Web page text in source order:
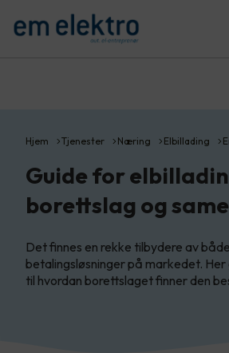
Hjem Tjenester Næring Elbillading
Guide for
borettslag og
Det finnes en rekke tilbydere av
betalingsløsninger på markedet. Her
til hvordan borettslaget finner den